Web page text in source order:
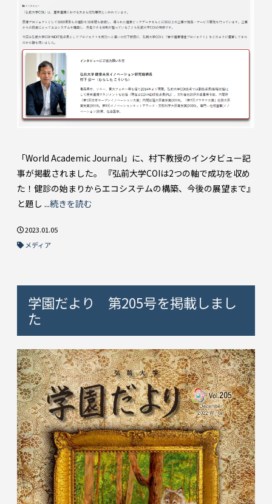
「World Academic Journal」に、村下教授のインタビュー記
事が掲載されました。 『弘前大学COIは2つの軸で成功を収め
た！健診の始まりからエコシステムの構築、今後の展望まで』
と題し ...続きを読む
2023.01.05
メディア
学園だより 第205号を掲載しまし
た